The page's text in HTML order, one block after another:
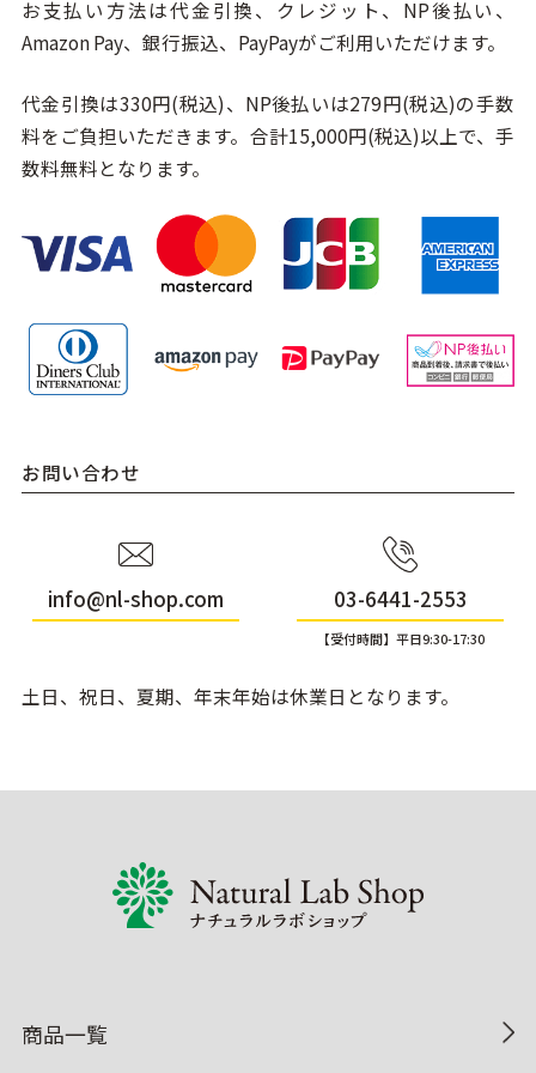
お支払い方法は代金引換、クレジット、NP後払い、
Amazon Pay、銀行振込、PayPayがご利用いただけます。
代金引換は330円(税込)、NP後払いは279円(税込)の手数
料をご負担いただきます。合計15,000円(税込)以上で、手
数料無料となります。
お問い合わせ
info@nl-shop.com 03-6441-2553
【受付時間】平日9:30-17:30
土日、祝日、夏期、年末年始は休業日となります。
商品一覧